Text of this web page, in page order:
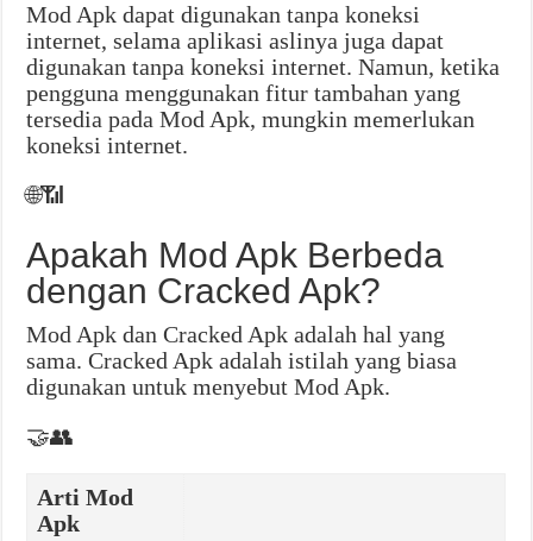
Mod Apk dapat digunakan tanpa koneksi
internet, selama aplikasi aslinya juga dapat
digunakan tanpa koneksi internet. Namun, ketika
pengguna menggunakan fitur tambahan yang
tersedia pada Mod Apk, mungkin memerlukan
koneksi internet.
🌐📶
Apakah Mod Apk Berbeda
dengan Cracked Apk?
Mod Apk dan Cracked Apk adalah hal yang
sama. Cracked Apk adalah istilah yang biasa
digunakan untuk menyebut Mod Apk.
🤝👥
Arti Mod
Apk